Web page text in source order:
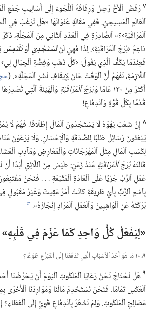
٧رَفَضَ ٱلْأَخُ رَصِل وَرِفَاقُهُ ٱللُّجُوءَ إِلَى أَسَالِيبِ جَمْعِ
ٱلْعَالَمِ ٱلْمَسِيحِيِّ.‏ فَفِي مَقَالَةٍ عُنْوَانُهَا «هَلْ تَرْغَبُ فِي
ٱلْمُرَاقَبَةِ›؟‏» ٱلصَّادِرَةِ فِي ٱلْعَدَدِ ٱلثَّانِي مِنَ ٱلْمَجَلَّةِ،‏
دَاعِمُ ‹بُرْجُ ٱلْمُرَاقَبَةِ›.‏ لِذَا فَهِيَ لَنْتَسْتَجْدِيَأَوْتَلْتَمِسَ
فَعِنْدَمَا يَكُفُّ ٱلَّذِي يَقُولُ:‏ ‹كُلُّ ذَهَبِ وَفِضَّةِ ٱلْجِبَالِ لِي›
ٱللَّازِمَةِ،‏ نَفْهَمُ أَنَّ ٱلْوَقْتَ حَانَ لِإِيقَافِ نَشْرِ ٱلْمَجَلَّةِ».‏ (‏حج
أَكْثَرُ مِنْ ١٣٠ عَامًا وَ
بُرْجُ ٱلْمُرَاقَبَةِ وَٱلْهَيْئَةُ ٱلَّتِي
قُدُمًا بِكُلِّ قُوَّةٍ وَٱنْدِفَاعٍ!‏
٨ إِنَّ شَعْبَ يَهْوَهَ لَا يَسْتَجْدُونَ ٱلْمَالَ إِطْلَاقًا.‏ فَهُمْ لَا
يَبْعَثُونَ رَسَائِلَ طَلَبًا لِلصَّدَقَةِ وَٱلْإِحْسَانِ.‏ وَلَا يَرْعَوْنَ
لِكَسْبِ ٱلْمَالِ مِثْلَ ٱلْمَهْرَجَانَاتِ وَٱلْمَعَارِضِ وَمَآ‌دِبِ
قَالَتْهُبُرْجُ ٱلْمُرَاقَبَةِ مُنْذُ زَمَنٍ:‏ «لَيْسَ مِنَ ٱللَّائِقِ أَبَدًا
عَمَلِ ٱلرَّبِّ جَرْيًا عَلَى ٱلْعَادَةِ ٱلْمُتَّبَعَةِ .‏ .‏ .‏ فَنَحْنُ
بِٱسْمِ ٱلرَّبِّ بِأَيِّ طَرِيقَةٍ كَانَتْ أَمْرٌ مَقِيتٌ وَغَيْرُ
بَرَكَتَهُ عَنِ ٱلْوَاهِبِينَ وَٱلْعَمَلِ ٱلْمُرَادِ إِنْجَازُهُ».‏ b
‏«لِيَفْعَلْ كُلُّ وَاحِدٍ كَمَا عَزَمَ فِي قَلْبِهِ»‏
٩،‏ ١٠
مَا هُوَ أَحَدُ ٱلْأَسْبَابِ ٱلَّتِي تَدْفَعُنَا إِلَى ٱلتَّبَرُّعِ طَوْعًا؟‏
٩هَلْ نَحْتَاجُ نَحْنُ رَعَايَا ٱلْمَلَكُوتِ ٱلْيَوْمَ أَنْ يُحَرِّضَنَا
ٱلْعَكْسِ تَمَامًا.‏ فَنَحْنُ نَسْتَخْدِمُ مَالَنَا وَمَوَارِدَنَا ٱلْأُخْرَى
مَصَالِحِ ٱلْمَلَكُوتِ.‏ وَلِمَ نَشْعُرُ بِٱنْدِفَاعٍ قَوِيٍّ إِلَى ٱلْعَطَاءِ؟‏